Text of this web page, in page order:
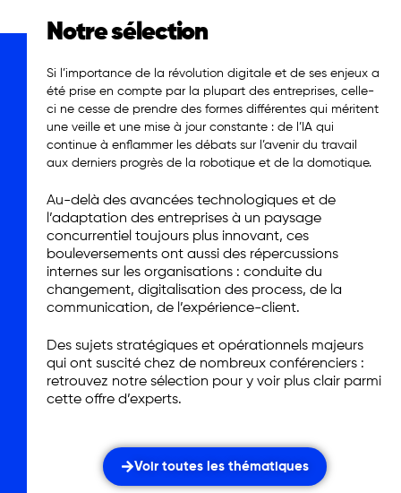
Notre sélection
Si l’importance de la révolution digitale et de ses enjeux a
été prise en compte par la plupart des entreprises, celle-
ci ne cesse de prendre des formes différentes qui méritent
une veille et une mise à jour constante : de l’IA qui
continue à enflammer les débats sur l’avenir du travail
aux derniers progrès de la robotique et de la domotique.
Au-delà des avancées technologiques et de
l’adaptation des entreprises à un paysage
concurrentiel toujours plus innovant, ces
bouleversements ont aussi des répercussions
internes sur les organisations : conduite du
changement, digitalisation des process, de la
communication, de l’expérience-client.
Des sujets stratégiques et opérationnels majeurs
qui ont suscité chez de nombreux conférenciers :
retrouvez notre sélection pour y voir plus clair parmi
cette offre d’experts.
Voir toutes les thématiques